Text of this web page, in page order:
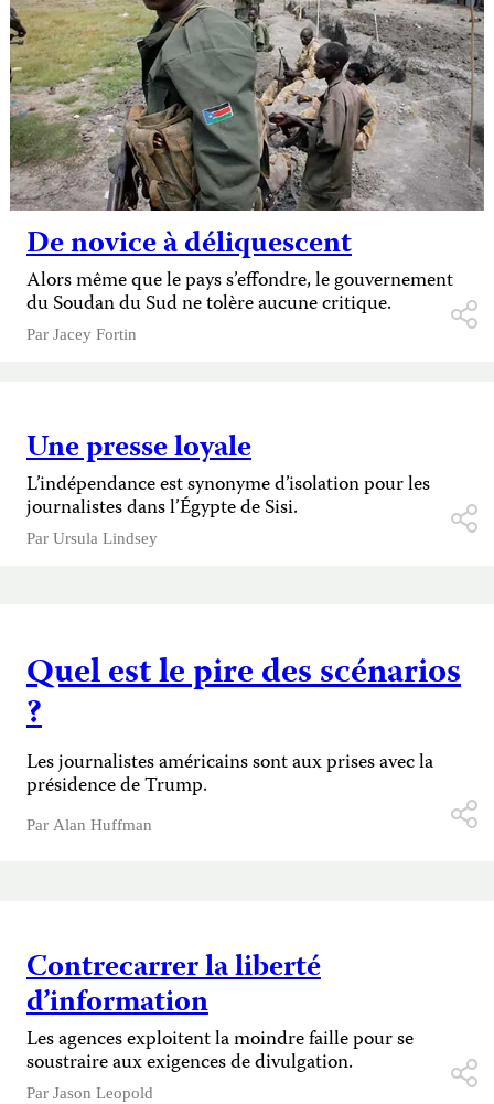
De novice à déliquescent
Alors même que le pays s’effondre, le gouvernement
du Soudan du Sud ne tolère aucune critique.
Par Jacey Fortin
Une presse loyale
L’indépendance est synonyme d’isolation pour les
journalistes dans l’Égypte de Sisi.
Par Ursula Lindsey
Quel est le pire des scénarios
?
Les journalistes américains sont aux prises avec la
présidence de Trump.
Par Alan Huffman
Contrecarrer la liberté
d’information
Les agences exploitent la moindre faille pour se
soustraire aux exigences de divulgation.
Par Jason Leopold